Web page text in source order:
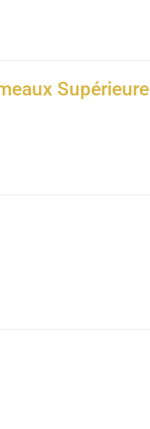
Supérieure